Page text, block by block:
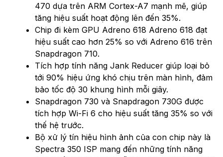
470 dựa trên ARM Cortex-A7 mạnh mẽ, giúp
tăng hiệu suất hoạt động lên đến 35%.
Chip đi kèm GPU Adreno 618 Adreno 618 đạt
hiệu suất cao hơn 25% so với Adreno 616 trên
Snapdragon 710.
Tích hợp tính năng Jank Reducer giúp loại bỏ
tới 90% hiệu ứng khó chịu trên màn hình, đảm
bảo tốc độ 30 khung hình mỗi giây.
Snapdragon 730 và Snapdragon 730G được
tích hợp Wi-Fi 6 cho hiệu suất tăng 35% so với
thế hệ trước.
Bộ xử lý tín hiệu hình ảnh của con chip này là
Spectra 350 ISP mang đến những tính năng